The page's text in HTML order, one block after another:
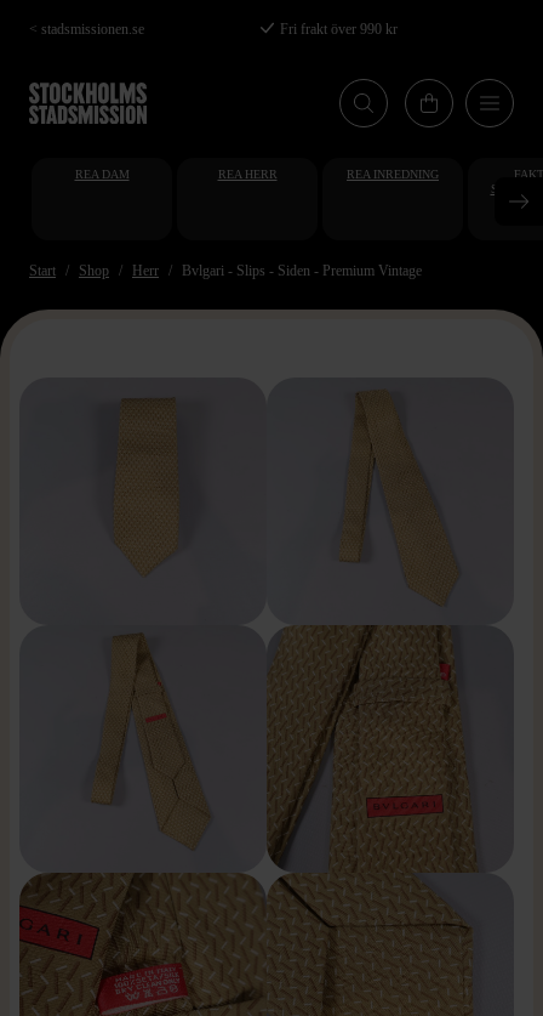
Hoppa
till
huvudinnehåll
< stadsmissionen.se Fri frakt över 990 kr
REA DAM REA HERR REA INREDNING
Start Shop Herr Bvlgari - Slips - Siden - Premium Vintage